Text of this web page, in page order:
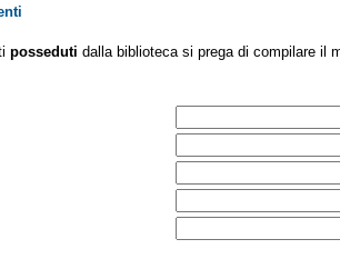
posseduti dalla biblioteca si prega di compilare il